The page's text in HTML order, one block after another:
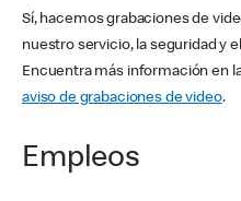
Sí, hacemos grabaciones de
nuestro servicio, la seguridad y
Encuentra más información en
aviso de grabaciones de video.
Empleos